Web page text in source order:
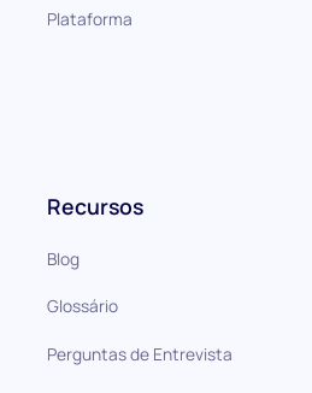
Plataforma
Recursos
Blog
Glossário
Perguntas de Entrevista